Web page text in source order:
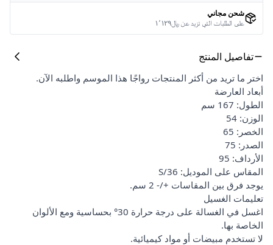
شحن مجاني
على الطلبات التي تزيد عن ﷼١٬١٢٩
تفاصيل المنتج
اختر ما تريد من أكثر المنتجات رواجًا هذا الموسم واطلبه الآن.
أبعاد العارضة
الطول: 167 سم
الوزن: 54
الخصر: 65
الصدر: 75
الأرداف: 95
المقاس على الموديل: S/36
يوجد فرق بين المقاسات +/- 2 سم.
تعليمات الغسيل
اغسل في الغسالة على درجة حرارة 30° بحساسية ومع الألوان
الخاصة بها.
لا تستخدم مبيضات أو مواد كيميائية.